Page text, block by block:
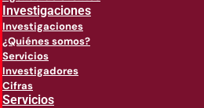
Investigaciones
Investigaciones
¿Quiénes somos?
Servicios
Investigadores
Cifras
Servicios